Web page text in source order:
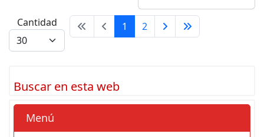
Cantidad 1 2
Buscar en esta web
Menú